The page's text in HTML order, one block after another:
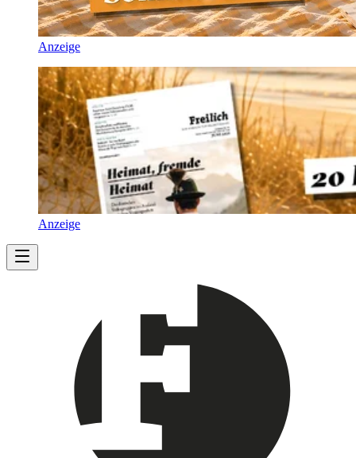
Anzeige
Anzeige